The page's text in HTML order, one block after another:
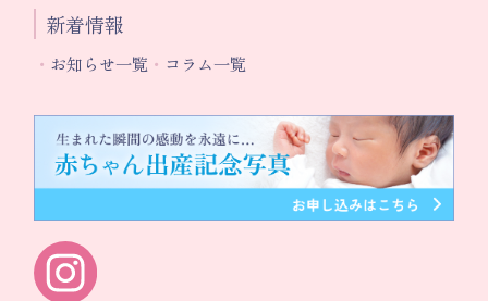
新着情報
お知らせ一覧 コラム一覧